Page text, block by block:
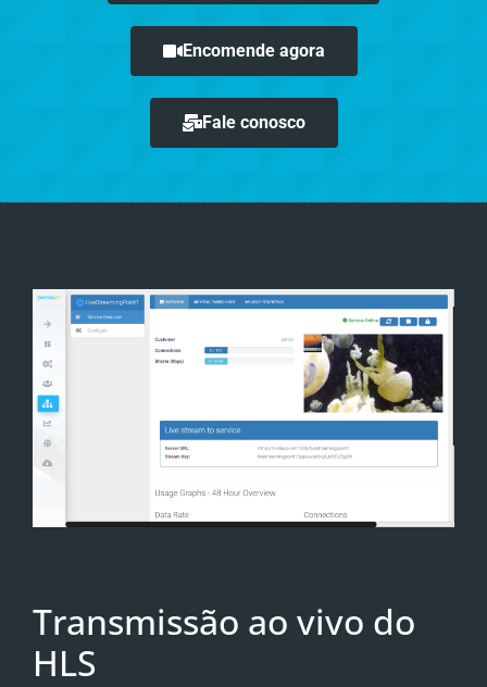
Encomende agora
Fale conosco
Transmissão ao vivo do
HLS